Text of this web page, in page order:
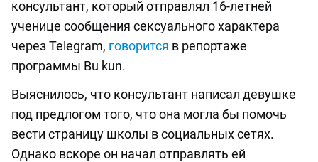
консультант, который отправлял 16-летней
ученице сообщения сексуального характера
через Telegram, говорится в репортаже
программы Bu kun.
Выяснилось, что консультант написал девушке
под предлогом того, что она могла бы помочь
вести страницу школы в социальных сетях.
Однако вскоре он начал отправлять ей